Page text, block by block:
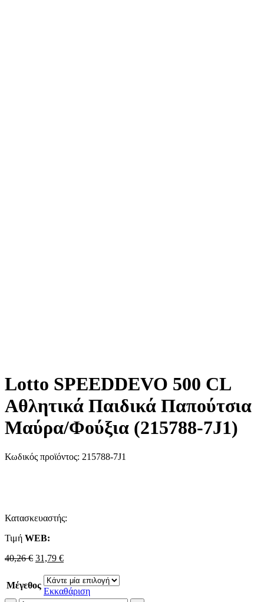
Lotto SPEEDDEVO 500 CL
Αθλητικά Παιδικά Παπούτσια
Μαύρα/Φούξια (215788-7J1)
Κωδικός προϊόντος: 215788-7J1
Κατασκευαστής:
Τιμή WΕΒ:
40,26€ Original
was:
40,26 €.
31,79 €Η
τιμή
είναι:
31,79 €.
Μέγεθος
Εκκαθάριση